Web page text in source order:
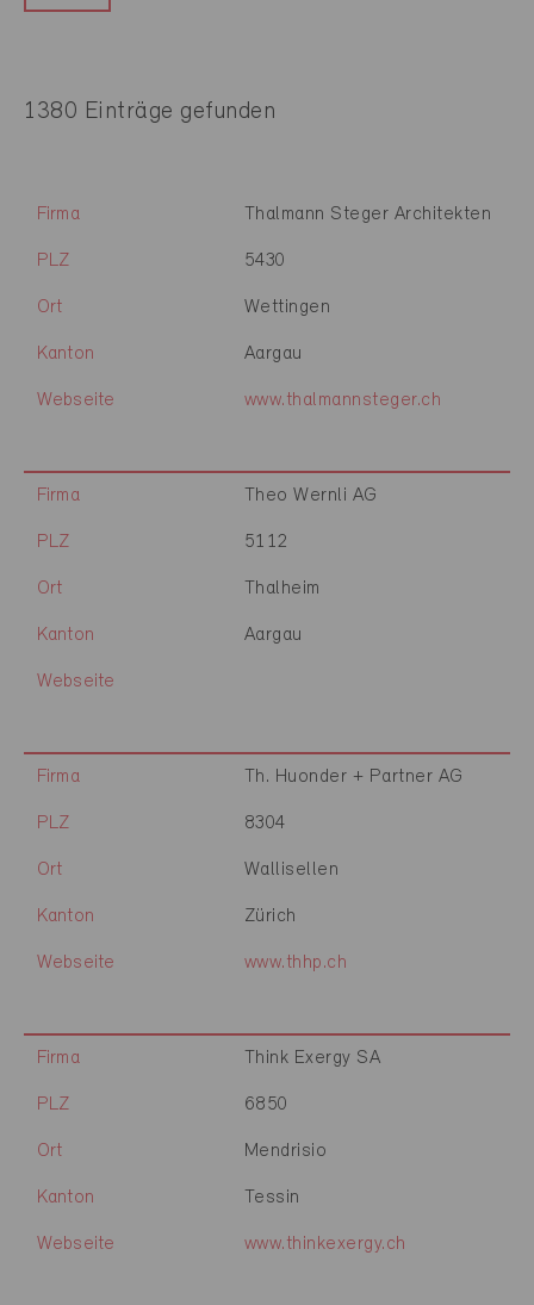
1380 Einträge gefunden
Firma Thalmann Steger Architekten
PLZ 5430
Ort Wettingen
Kanton Aargau
Webseite www.thalmannsteger.ch
Firma Theo Wernli AG
PLZ 5112
Ort Thalheim
Kanton Aargau
Webseite
Firma Th. Huonder + Partner AG
PLZ 8304
Ort Wallisellen
Kanton Zürich
Webseite www.thhp.ch
Firma Think Exergy SA
PLZ 6850
Ort Mendrisio
Kanton Tessin
Webseite www.thinkexergy.ch